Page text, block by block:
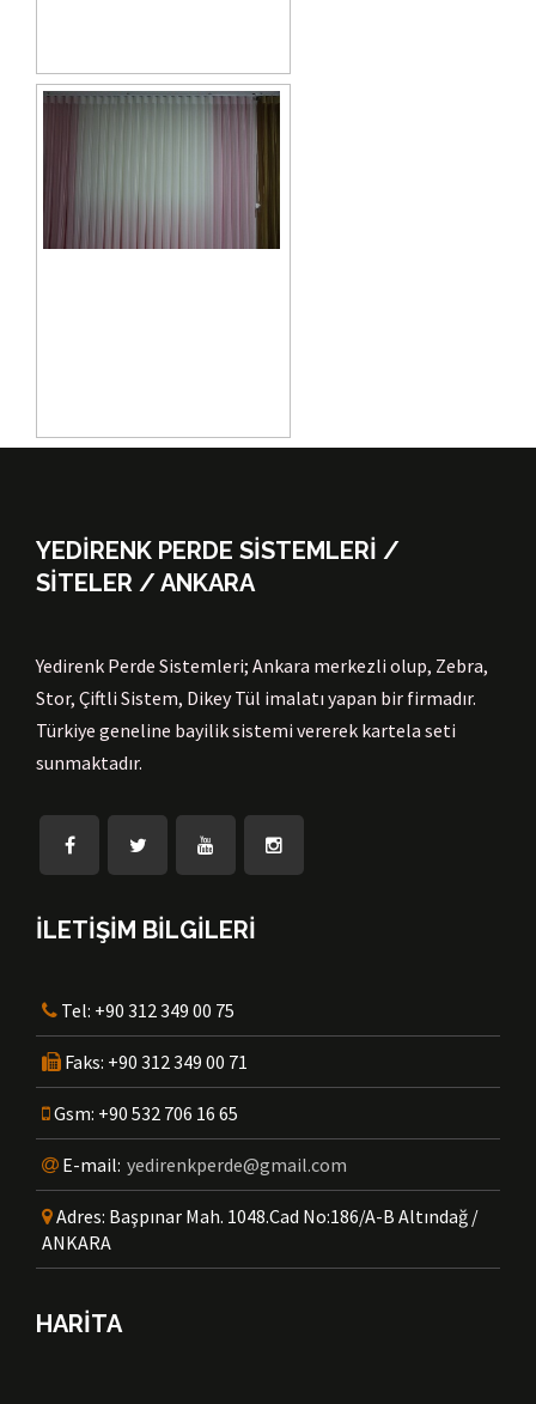
YEDİRENK PERDE SİSTEMLERİ /
SİTELER / ANKARA
Yedirenk Perde Sistemleri; Ankara merkezli olup, Zebra,
Stor, Çiftli Sistem, Dikey Tül imalatı yapan bir firmadır.
Türkiye geneline bayilik sistemi vererek kartela seti
sunmaktadır.
İLETİŞİM BİLGİLERİ
Tel: +90 312 349 00 75
Faks: +90 312 349 00 71
Gsm: +90 532 706 16 65
E-mail: yedirenkperde@gmail.com
Adres: Başpınar Mah. 1048.Cad No:186/A-B Altındağ /
ANKARA
HARİTA